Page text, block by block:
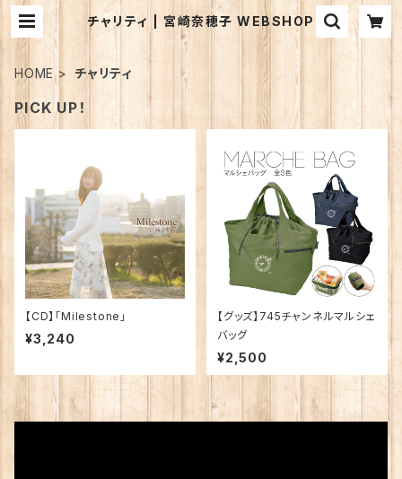
チャリティ | 宮崎奈穂子 WEBSHOP
HOME チャリティ
PICK UP！
【CD】「Milestone」
¥3,240
【グッズ】745チャンネルマルシェ
バッグ
¥2,500